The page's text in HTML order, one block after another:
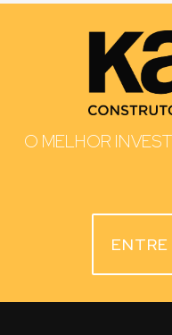
O MELHOR